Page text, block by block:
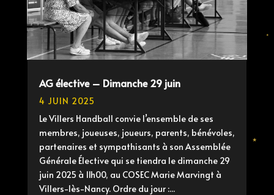
AG élective – Dimanche 29 juin
4 JUIN 2025
Le Villers Handball convie l’ensemble de ses
membres, joueuses, joueurs, parents, bénévoles,
partenaires et sympathisants à son Assemblée
Générale Élective qui se tiendra le dimanche 29
juin 2025 à 11h00, au COSEC Marie Marvingt à
Villers-lès-Nancy. Ordre du jour :...